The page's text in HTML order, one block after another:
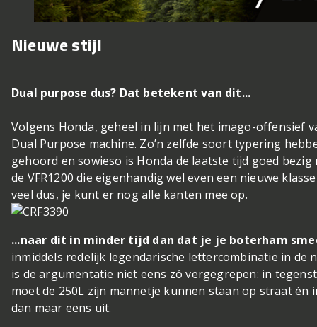
Nieuwe stijl
Dual purpose dus? Dat betekent van dit...
Volgens Honda, geheel in lijn met het imago-offensief
Dual Purpose machine. Zo’n zelfde soort typering
gehoord en sowieso is Honda de laatste tijd goed
de VFR1200 die eigenhandig wel even een nieuwe
veel dus, je kunt er nog alle kanten mee op.
...naar dit in minder tijd dan dat je je boterham
inmiddels redelijk legendarische lettercombinatie in de
is de argumentatie niet eens zó vergegrepen: in
moet de 250L zijn mannetje kunnen staan op straat én
dan maar eens uit.